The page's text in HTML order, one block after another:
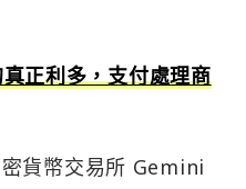
正利多，支付處理商
貨幣交易所 Gemini